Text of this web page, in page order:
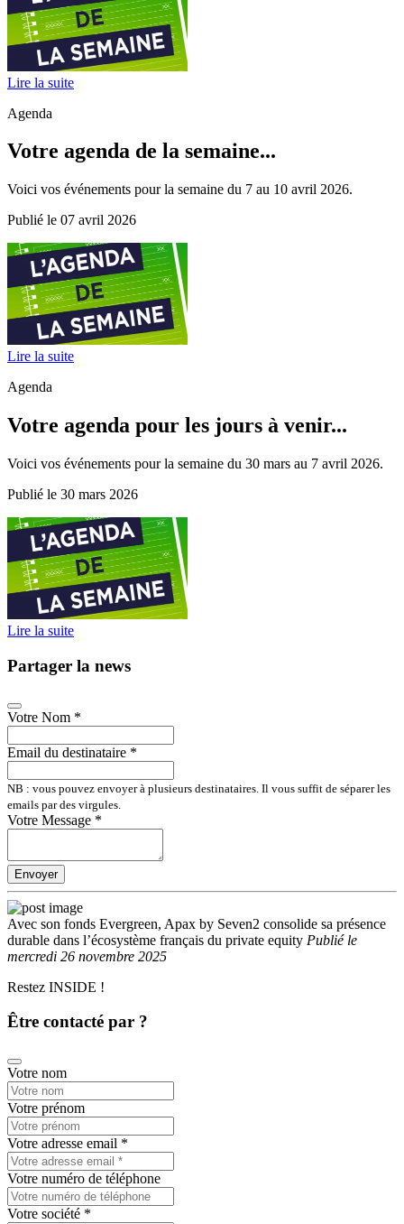
Lire la suite
Agenda
Votre agenda de la semaine...
Voici vos événements pour la semaine du 7 au 10 avril 2026.
Publié le 07 avril 2026
Lire la suite
Agenda
Votre agenda pour les jours à venir...
Voici vos événements pour la semaine du 30 mars au 7 avril 2026.
Publié le 30 mars 2026
Lire la suite
Partager la news
Votre Nom *
Email du destinataire *
NB : vous pouvez envoyer à plusieurs destinataires. Il vous suffit de séparer les
emails par des virgules.
Votre Message *
Envoyer
Avec son fonds Evergreen, Apax by Seven2 consolide sa présence
durable dans l’écosystème français du private equity Publiéle
mercredi 26 novembre 2025
Restez INSIDE !
Être contacté par ?
Votre nom
Votre prénom
Votre adresse email *
Votre numéro de téléphone
Votre société *